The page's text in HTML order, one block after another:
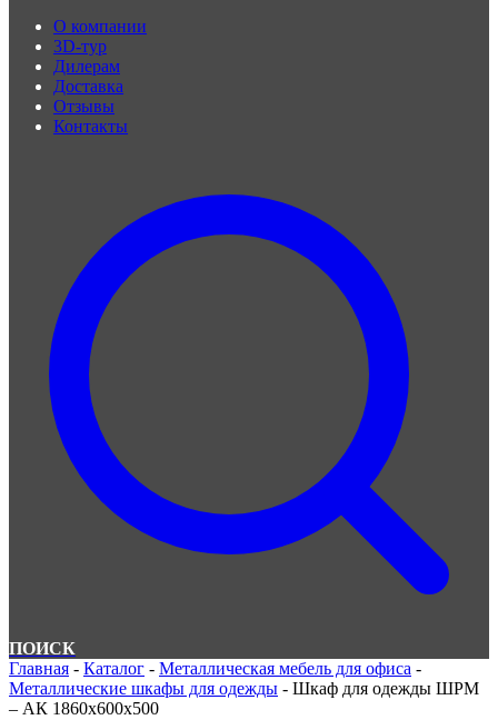
О компании
3D-тур
Дилерам
Доставка
Отзывы
Контакты
ПОИСК
Главная - Каталог - Металлическая мебель для офиса -
Металлические шкафы для одежды - Шкаф для одежды ШРМ
– АК 1860х600х500